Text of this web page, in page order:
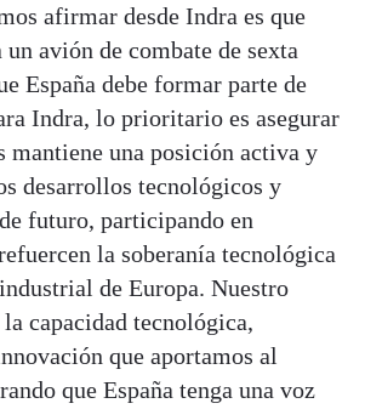
afirmar desde Indra es que
un avión de combate de sexta
España debe formar parte de
Indra, lo prioritario es asegurar
mantiene una posición activa y
desarrollos tecnológicos y
futuro, participando en
la soberanía tecnológica
de Europa. Nuestro
capacidad tecnológica,
que aportamos al
que España tenga una voz